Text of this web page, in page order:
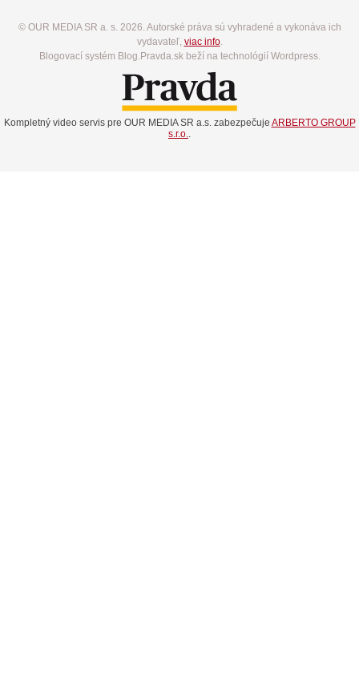
© OUR MEDIA SR a. s. 2026. Autorské práva sú vyhradené a vykonáva ich
vydavateľ, viac info.
Blogovací systém Blog.Pravda.sk beží na technológií Wordpress.
Kompletný video servis pre OUR MEDIA SR a.s. zabezpečuje ARBERTO GROUP
s.r.o..